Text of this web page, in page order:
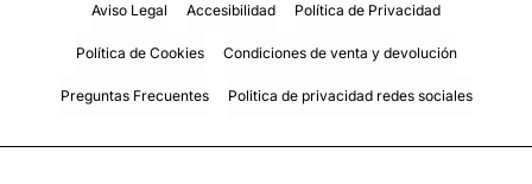
Aviso Legal Accesibilidad Política de Privacidad
Política de Cookies Condiciones de venta y devolución
Preguntas Frecuentes Politica de privacidad redes sociales